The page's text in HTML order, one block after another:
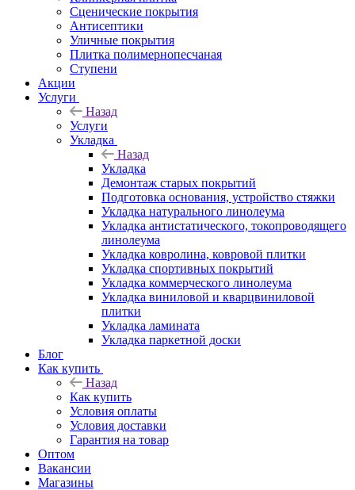
Сценические покрытия
Антисептики
Уличные покрытия
Плитка полимернопесчаная
Ступени
Акции
Услуги
Назад
Услуги
Укладка
Назад
Укладка
Демонтаж старых покрытий
Подготовка основания, устройство стяжки
Укладка натурального линолеума
Укладка антистатического, токопроводящего
линолеума
Укладка ковролина, ковровой плитки
Укладка спортивных покрытий
Укладка коммерческого линолеума
Укладка виниловой и кварцвиниловой
плитки
Укладка ламината
Укладка паркетной доски
Блог
Как купить
Назад
Как купить
Условия оплаты
Условия доставки
Гарантия на товар
Оптом
Вакансии
Магазины